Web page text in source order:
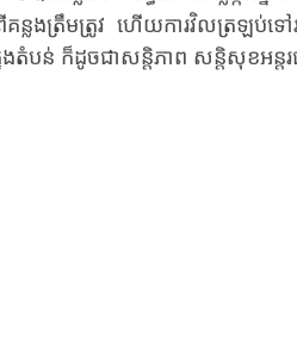
លងត្រឹមត្រូវ ហើយការវិលត្រឡប់ទៅរ
តំបន់ ក៏ដូចជាសន្តិភាព សន្តិសុខអន្តរ